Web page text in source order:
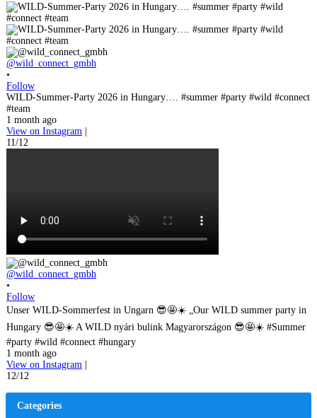
@wild_connect_gmbh
•
Follow
WILD-Summer-Party 2026 in Hungary…. #summer #party #wild #connect
#team
1 month ago
View on Instagram |
11/12
@wild_connect_gmbh
•
Follow
Unser WILD-Sommerfest in Ungarn 😎🤩☀️ „Our WILD summer party in
Hungary 😎🤩☀️ A WILD nyári bulink Magyarországon 😎🤩☀️ #Summer
#party #wild #connect #hungary
1 month ago
View on Instagram |
12/12
Categories